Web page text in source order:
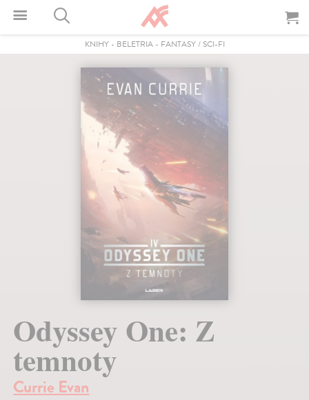
KNIHY- BELETRIA- FANTASY / SCI-FI
Odyssey One: Z
temnoty
Currie Evan